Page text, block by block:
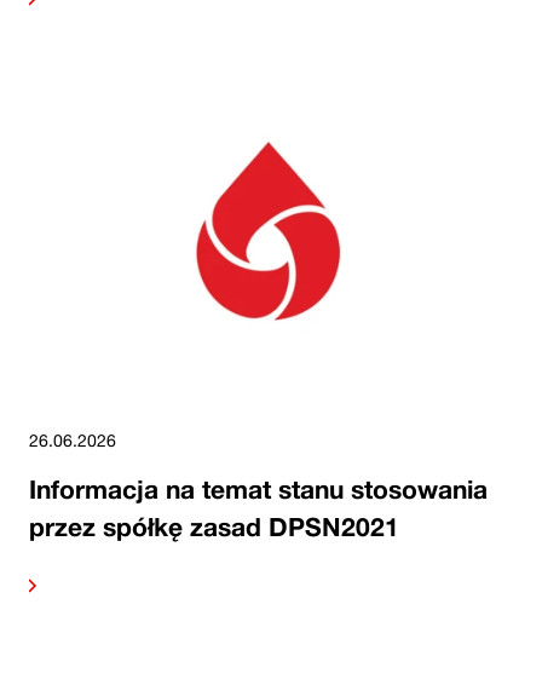
26.06.2026
Informacja na temat stanu stosowania
przez spółkę zasad DPSN2021